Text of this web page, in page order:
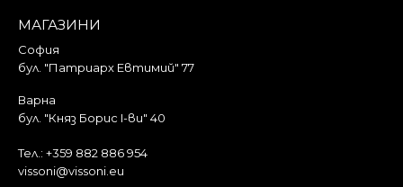
МАГАЗИНИ
София
бул. "Патриарх Евтимий" 77
Варна
бул. "Княз Борис I-ви" 40
Тел.: +359 882 886 954
vissoni@vissoni.eu